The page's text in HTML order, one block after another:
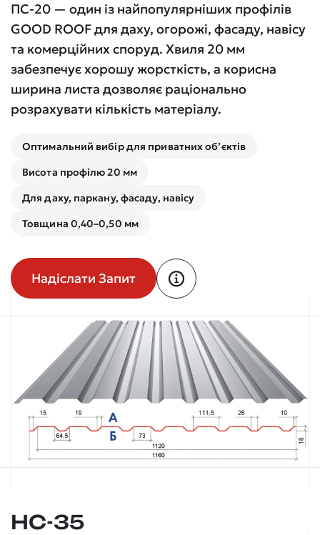
ПС-20 — один із найпопулярніших профілів
GOOD ROOF для даху, огорожі, фасаду, навісу
та комерційних споруд. Хвиля 20 мм
забезпечує хорошу жорсткість, а корисна
ширина листа дозволяє раціонально
розрахувати кількість матеріалу.
Оптимальний вибір для приватних об’єктів
Висота профілю 20 мм
Для даху, паркану, фасаду, навісу
Товщина 0,40–0,50 мм
Надіслати Запит
НС-35